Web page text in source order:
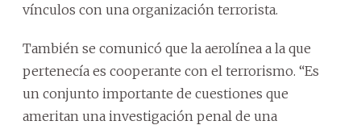
vínculos con una organización terrorista.
También se comunicó que la aerolínea a la que
pertenecía es cooperante con el terrorismo. “Es
un conjunto importante de cuestiones que
ameritan una investigación penal de una